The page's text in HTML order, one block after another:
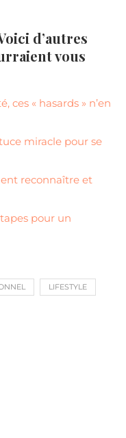
d’autres
vous
ces « hasards » n’en
miracle pour se
reconnaître et
pour un
LIFESTYLE